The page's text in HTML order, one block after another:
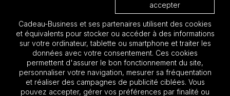
Nos catalogues
Les must 2025
Focus BTP
accepter
Cadeau-Business et ses partenaires utilisent des cookies
et équivalents pour stocker ou accéder à des informations
sur votre ordinateur, tablette ou smartphone et traiter les
données avec votre consentement. Ces cookies
permettent d'assurer le bon fonctionnement du site,
personnaliser votre navigation, mesurer sa fréquentation
et réaliser des campagnes de publicité ciblées. Vous
pouvez accepter, gérer vos préférences par finalité ou